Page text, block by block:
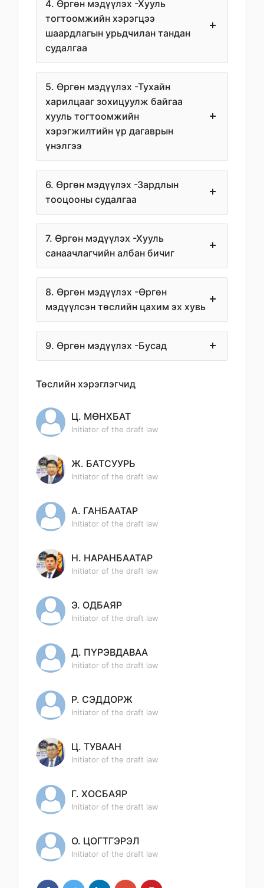
4. Өргөн мэдүүлэх -Хууль
тогтоомжийн хэрэгцээ
шаардлагын урьдчилан тандан
судалгаа
5. Өргөн мэдүүлэх -Тухайн
харилцааг зохицуулж байгаа
хууль тогтоомжийн
хэрэгжилтийн үр дагаврын
үнэлгээ
6. Өргөн мэдүүлэх -Зардлын
тооцооны судалгаа
7. Өргөн мэдүүлэх -Хууль
санаачлагчийн албан бичиг
8. Өргөн мэдүүлэх -Өргөн
мэдүүлсэн төслийн цахим эх хувь
9. Өргөн мэдүүлэх -Бусад
Төслийн хэрэглэгчид
Ц. МӨНХБАТ
Initiator of the draft law
Ж. БАТСУУРЬ
Initiator of the draft law
А. ГАНБААТАР
Initiator of the draft law
Н. НАРАНБААТАР
Initiator of the draft law
Э. ОДБАЯР
Initiator of the draft law
Д. ПҮРЭВДАВАА
Initiator of the draft law
Р. СЭДДОРЖ
Initiator of the draft law
Ц. ТУВААН
Initiator of the draft law
Г. ХОСБАЯР
Initiator of the draft law
О. ЦОГТГЭРЭЛ
Initiator of the draft law